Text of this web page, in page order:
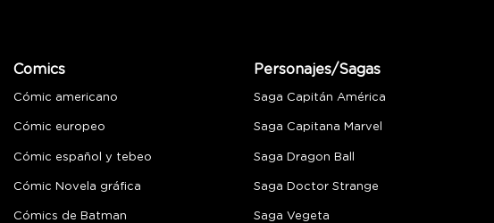
Comics
Cómic americano
Cómic europeo
Cómic español y tebeo
Cómic Novela gráfica
Cómics de Batman
Personajes/Sagas
Saga Capitán América
Saga Capitana Marvel
Saga Dragon Ball
Saga Doctor Strange
Saga Vegeta